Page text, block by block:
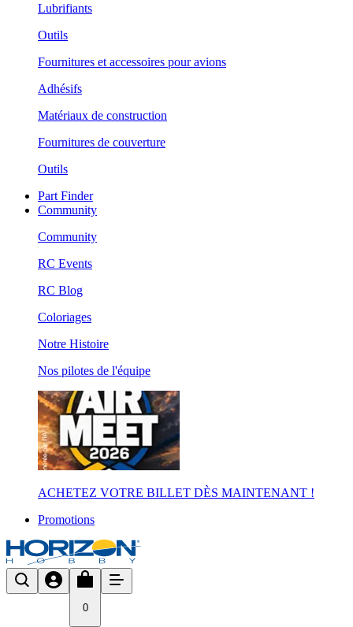
Lubrifiants
Outils
Fournitures et accessoires pour avions
Adhésifs
Matériaux de construction
Fournitures de couverture
Outils
Part Finder
Community
Community
RC Events
RC Blog
Coloriages
Notre Histoire
Nos pilotes de l'équipe
ACHETEZ VOTRE BILLET DÈS MAINTENANT !
Promotions
0